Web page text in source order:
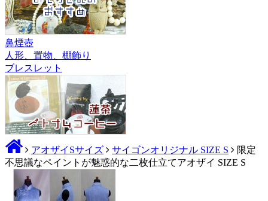
鼻煙壺
人形、置物、棚飾り
ブレスレット
アオザイSサイズ サイゴンオリジナル SIZE S
限定
不思議なペイントが魅惑的な二枚仕立てアオザイ SIZE S